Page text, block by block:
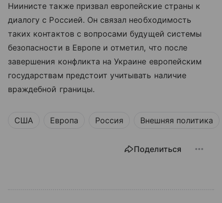
Ниинисте также призвал европейские страны к
диалогу с Россией. Он связал необходимость
таких контактов с вопросами будущей системы
безопасности в Европе и отметил, что после
завершения конфликта на Украине европейским
государствам предстоит учитывать наличие
враждебной границы.
США Европа Россия Внешняя политика
Поделиться